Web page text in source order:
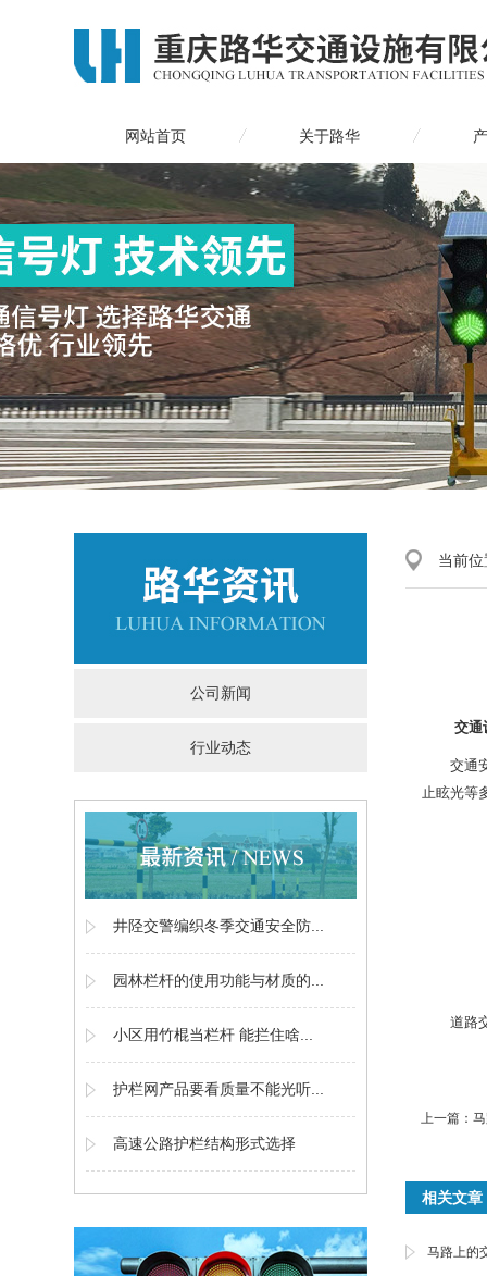
网站首页 关于路华
公司新闻
行业动态
井陉交警编织冬季交通安全防...
园林栏杆的使用功能与材质的...
小区用竹棍当栏杆 能拦住啥...
护栏网产品要看质量不能光听...
高速公路护栏结构形式选择
当前
交通
交通
止眩光等
道路
上一篇：
相关文章
马路上的